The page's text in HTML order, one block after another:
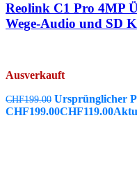
Reolink C1 Pro 4MP
Wege-Audio und SD
Ausverkauft
CHF199.00 Ursprünglicher
CHF199.00CHF119.00